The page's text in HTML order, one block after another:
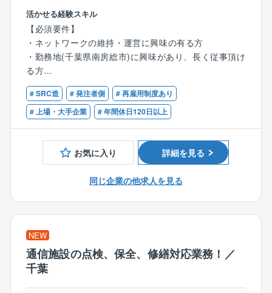
や電源・空調などの付帯設備、コロケーション設備の
維持管理を通じて、グローバルな通信インフラの安定
運用を支えています。
設備の保守だけでなく、海外キャリアとの調整、設備
工事の監督、安全管理など、多様な業務を担当し、高
品質なサービス提供に貢献しています。
私たちとともに、社会を支えるネットワークインフラ
の維持・構築に挑戦してみませんか。
職務内容：
【ミッション】
国際中継所の海底ケーブル設備やコロケーション設備
をはじめとする通信インフラの安定運用を担い、国内
外のお客さまへ高品質なサービスを提供します。
【主な業務】
海底ケーブル設備や通信設備、コロケーション設備の
保守・運用を中心に、海外通信事業者との調整や設備
工事の管理など、世界中の通信を支える幅広い業務を
担当します。
【具体的な業務】
活かせる経験スキル
【必須要件】
・ネットワークの維持・運営に興味の有る方
・勤務地(千葉県南房総市)に興味があり、長く従事頂け
る方
【歓迎する経験・スキル】
以下のような経験をお持ちの方を歓迎します。（すべ
てを満たす必要はありません）
・通信設備やネットワーク設備の保守・運用・構築に
携わった経験
・データセンターや通信設備などの設備管理・運用経
・チームで業務を進めた経験
【こんな方を歓迎します】
# SRC造 # 発注者側
# 再雇用制度あり
# 上場・大手企業
# 年間休日120日以上
お気に入り 詳細を見る
同じ企業の他求人を見る
NEW
通信施設の点検、保全、修繕対応業務！／
千葉